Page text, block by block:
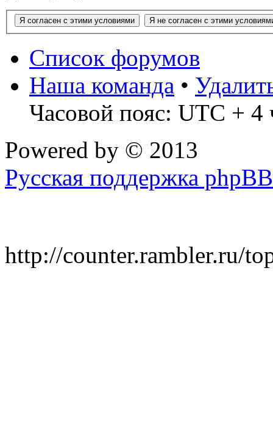
Список форумов
Наша команда •
Часовой пояс: UTC + 4
Powered by © 2013
Русская поддержка phpBB
http://counter.rambler.ru/